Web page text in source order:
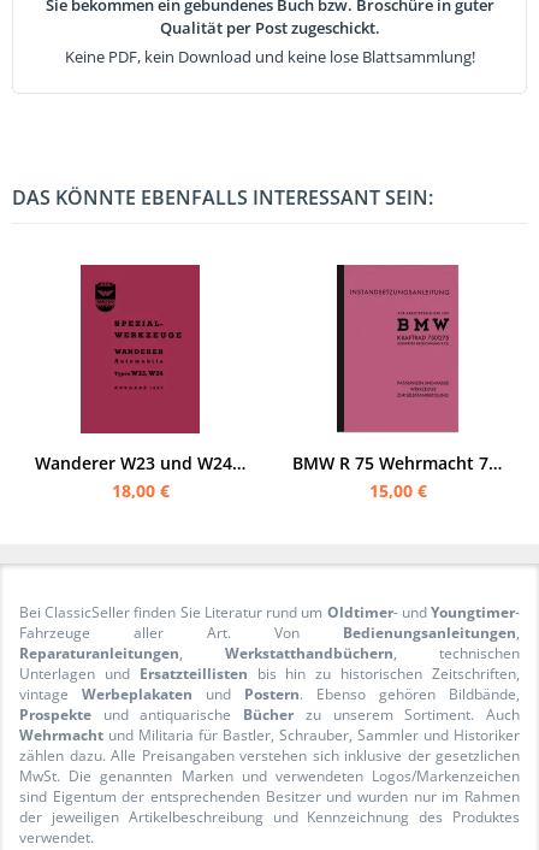
Sie bekommen ein gebundenes Buch bzw. Broschüre in guter
Qualität per Post zugeschickt.
Keine PDF, kein Download und keine lose Blattsammlung!
DAS KÖNNTE EBENFALLS INTERESSANT SEIN:
Wanderer W23 und W24 Spezialwerkzeuge-Katalog
18,00 €
BMW R 75 Wehrmacht 750/275 Beschreibung und Anleitung zur Selbstanfertigung der Spezialwerkzeuge
15,00 €
Bei ClassicSeller finden Sie Literatur rund um Oldtimer- undYoungtimer-
Fahrzeuge aller Art. Von Bedienungsanleitungen,
Reparaturanleitungen, Werkstatthandbüchern, technischen
Unterlagen und Ersatzteillisten bis hin zu historischen Zeitschriften,
vintage Werbeplakaten und Postern. Ebenso gehören Bildbände,
Prospekte und antiquarische Bücher zu unserem Sortiment. Auch
Wehrmacht und Militaria für Bastler, Schrauber, Sammler und Historiker
zählen dazu. Alle Preisangaben verstehen sich inklusive der gesetzlichen
MwSt. Die genannten Marken und verwendeten Logos/Markenzeichen
sind Eigentum der entsprechenden Besitzer und wurden nur im Rahmen
der jeweiligen Artikelbeschreibung und Kennzeichnung des Produktes
verwendet.